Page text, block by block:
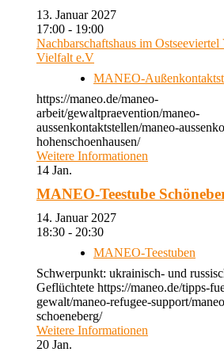
13. Januar 2027
17:00 - 19:00
Nachbarschaftshaus im
Vielfalt e.V
MANEO-
https://maneo.de/maneo-
arbeit/gewaltpraevention/maneo-
aussenkontaktstellen/maneo-
hohenschoenhausen/
Weitere Informationen
14 Jan.
MANEO-Teestube
14. Januar 2027
18:30 - 20:30
MANEO-Teestuben
Schwerpunkt: ukrainisch- und
Geflüchtete https://maneo.de/tipps-
gewalt/maneo-refugee-support/
schoeneberg/
Weitere Informationen
20 Jan.